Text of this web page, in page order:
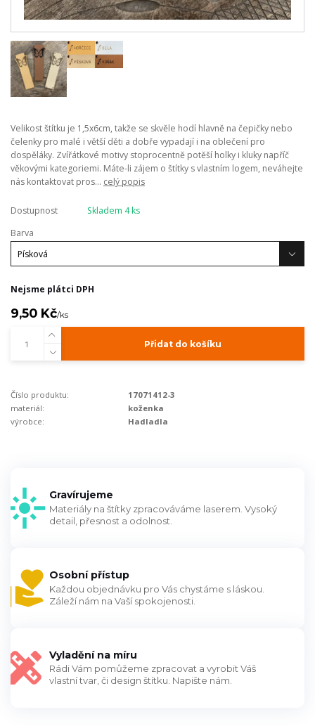
Velikost štítku je 1,5x6cm, takže se skvěle hodí hlavně na čepičky nebo
čelenky pro malé i větší děti a dobře vypadají i na oblečení pro
dospěláky. Zvířátkové motivy stoprocentně potěší holky i kluky napříč
věkovými kategoriemi. Máte-li zájem o štítky s vlastním logem, neváhejte
nás kontaktovat pros... celý popis
Dostupnost
Skladem 4 ks
Barva
Nejsme plátci DPH
9,50 Kč/ks
Přidat do košíku
Číslo produktu:
17071412-3
materiál:
koženka
výrobce:
Hadladla
Gravírujeme
Materiály na štítky zpracováváme laserem. Vysoký
detail, přesnost a odolnost.
Osobní přístup
Každou objednávku pro Vás chystáme s láskou.
Záleží nám na Vaší spokojenosti.
Vyladění na míru
Rádi Vám pomůžeme zpracovat a vyrobit Váš
vlastní tvar, či design štítku. Napište nám.